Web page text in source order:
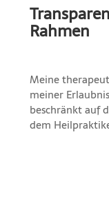
Rahmen
Meine
meiner
beschränkt auf
dem